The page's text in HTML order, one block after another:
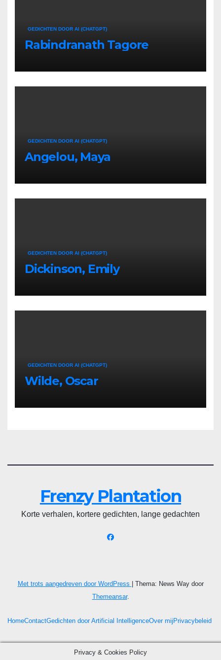
GEDICHTEN DOOR AI (CHATGPT)
Rabindranath Tagore
GEDICHTEN DOOR AI (CHATGPT)
Angelou, Maya
GEDICHTEN DOOR AI (CHATGPT)
Dickinson, Emily
GEDICHTEN DOOR AI (CHATGPT)
Wilde, Oscar
Frenzy Plantation
Korte verhalen, kortere gedichten, lange gedachten
Met trots aangedreven door WordPress
Thema: News Way door
Themeansar.
HomeContactGedichten door Artificial IntelligenceOver mijPrivacybeleid
Privacy & Cookies Policy